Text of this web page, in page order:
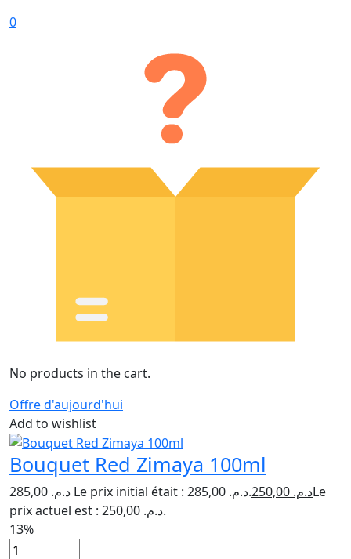
0
No products in the cart.
Offre d'aujourd'hui
Add to wishlist
Bouquet Red Zimaya 100ml
د.م.285,00 Le prix initial était : د.م. 285,00. د.م.Le
prix actuel est : د.م. 250,00.
13%